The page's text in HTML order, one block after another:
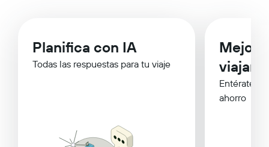
Planifica con IA
Todas las respuestas para tu viaje
Mejor
viajar
Entérate
ahorro